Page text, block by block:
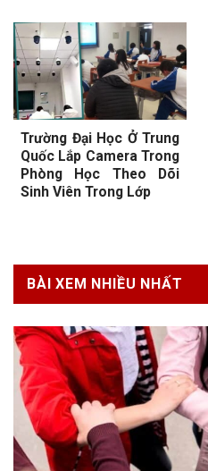
Trường Đại Học Ở Trung
Quốc Lắp Camera Trong
Phòng Học Theo Dõi
Sinh Viên Trong Lớp
BÀI XEM NHIỀU NHẤT